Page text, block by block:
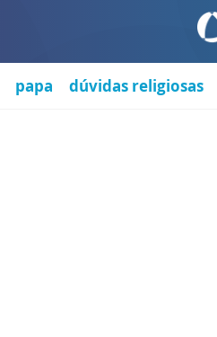
papa dúvidas religiosas